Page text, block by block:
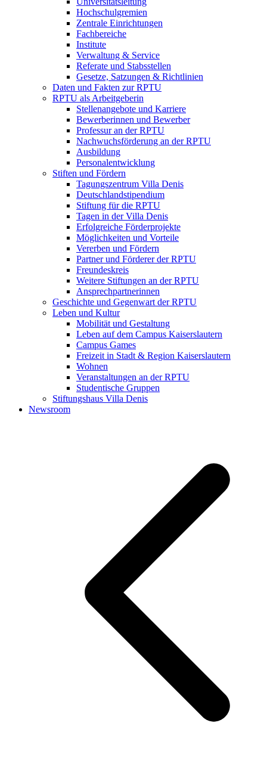
Hochschulgremien
Zentrale Einrichtungen
Fachbereiche
Institute
Verwaltung & Service
Referate und Stabsstellen
Gesetze, Satzungen & Richtlinien
Daten und Fakten zur RPTU
RPTU als Arbeitgeberin
Stellenangebote und Karriere
Bewerberinnen und Bewerber
Professur an der RPTU
Nachwuchsförderung an der RPTU
Ausbildung
Personalentwicklung
Stiften und Fördern
Tagungszentrum Villa Denis
Deutschlandstipendium
Stiftung für die RPTU
Tagen in der Villa Denis
Erfolgreiche Förderprojekte
Möglichkeiten und Vorteile
Vererben und Fördern
Partner und Förderer der RPTU
Freundeskreis
Weitere Stiftungen an der RPTU
Ansprechpartnerinnen
Geschichte und Gegenwart der RPTU
Leben und Kultur
Mobilität und Gestaltung
Leben auf dem Campus Kaiserslautern
Campus Games
Freizeit in Stadt & Region Kaiserslautern
Wohnen
Veranstaltungen an der RPTU
Studentische Gruppen
Stiftungshaus Villa Denis
Newsroom